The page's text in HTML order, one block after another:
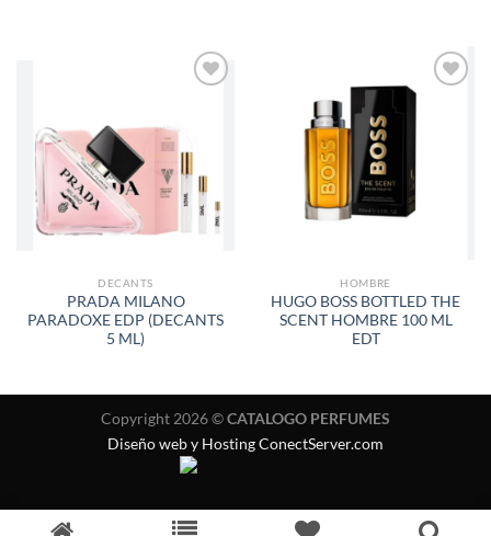
LISTA
DESEOS
DECANTS
PRADA MILANO
PARADOXE EDP (DECANTS
5 ML)
DESEOS
HOMBRE
HUGO BOSS BOTTLED THE
SCENT HOMBRE 100 ML
EDT
Copyright 2026 ©CATALOGO PERFUMES
Diseño web y Hosting ConectServer.com